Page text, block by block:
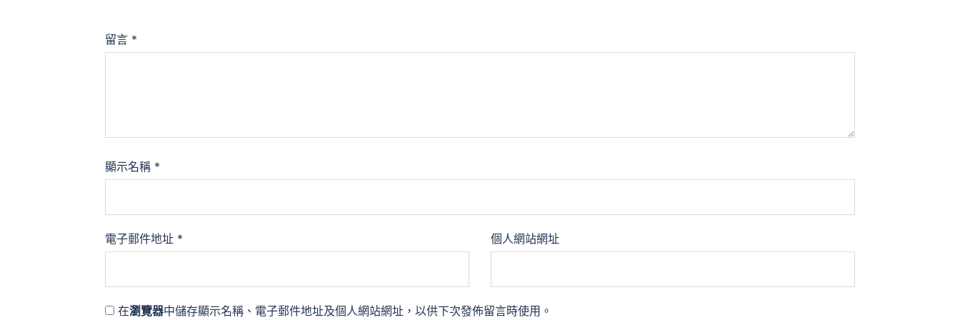
留言 *
顯示名稱 *
電子郵件地址 * 個人網站網址
在瀏覽器中儲存顯示名稱、電子郵件地址及個人網站網址，以供下次發佈留言時使用。